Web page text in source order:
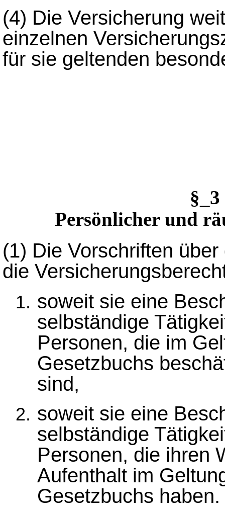
(4) Die Versicherung
einzelnen
für sie geltenden
Persönlicher und
(1) Die Vorschriften
die
soweit sie eine
selbständige
Personen, die im
Gesetzbuchs
sind,
soweit sie eine
selbständige
Personen, die ihren
Aufenthalt im
Gesetzbuchs haben.